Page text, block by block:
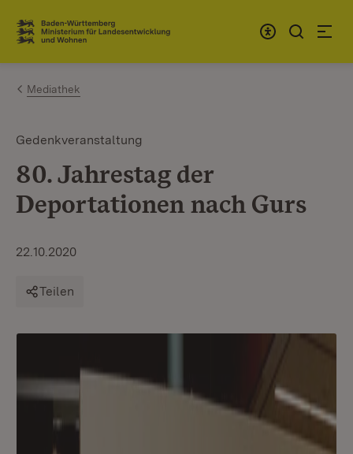
Zum Inhalt springen
Link zur Startseite
Mediathek
Gedenkveranstaltung
80. Jahrestag der
Deportationen nach Gurs
22.10.2020
Teilen